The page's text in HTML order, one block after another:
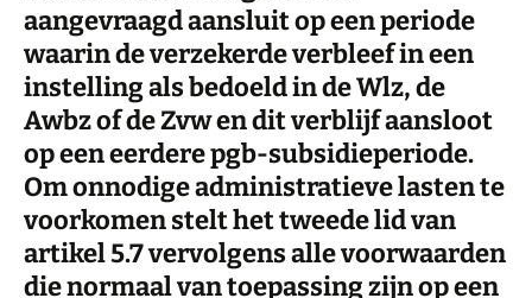
aangevraagd aansluit op een periode
waarin de verzekerde verbleef in een
instelling als bedoeld in de Wlz, de
Awbz of de Zvw en dit verblijf aansloot
op een eerdere pgb-subsidieperiode.
Om onnodige administratieve lasten te
voorkomen stelt het tweede lid van
artikel 5.7 vervolgens alle voorwaarden
die normaal van toepassing zijn op een